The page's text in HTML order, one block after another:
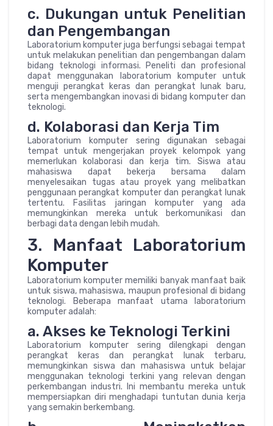
c. Dukungan untuk Penelitian
dan Pengembangan
Laboratorium komputer juga berfungsi sebagai tempat
untuk melakukan penelitian dan pengembangan dalam
bidang teknologi informasi. Peneliti dan profesional
dapat menggunakan laboratorium komputer untuk
menguji perangkat keras dan perangkat lunak baru,
serta mengembangkan inovasi di bidang komputer dan
teknologi.
d. Kolaborasi dan Kerja Tim
Laboratorium komputer sering digunakan sebagai
tempat untuk mengerjakan proyek kelompok yang
memerlukan kolaborasi dan kerja tim. Siswa atau
mahasiswa dapat bekerja bersama dalam
menyelesaikan tugas atau proyek yang melibatkan
penggunaan perangkat komputer dan perangkat lunak
tertentu. Fasilitas jaringan komputer yang ada
memungkinkan mereka untuk berkomunikasi dan
berbagi data dengan lebih mudah.
3. Manfaat Laboratorium
Komputer
Laboratorium komputer memiliki banyak manfaat baik
untuk siswa, mahasiswa, maupun profesional di bidang
teknologi. Beberapa manfaat utama laboratorium
komputer adalah:
a. Akses ke Teknologi Terkini
Laboratorium komputer sering dilengkapi dengan
perangkat keras dan perangkat lunak terbaru,
memungkinkan siswa dan mahasiswa untuk belajar
menggunakan teknologi terkini yang relevan dengan
perkembangan industri. Ini membantu mereka untuk
mempersiapkan diri menghadapi tuntutan dunia kerja
yang semakin berkembang.